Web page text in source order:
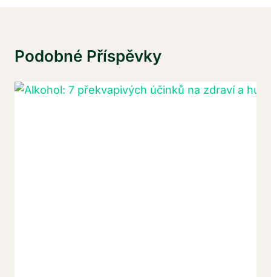
Podobné Příspěvky